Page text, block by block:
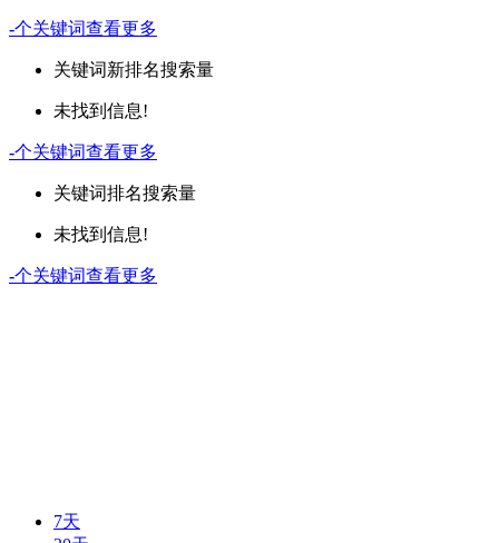
-个关键词查看更多
关键词新排名搜索量
未找到信息!
-个关键词查看更多
关键词排名搜索量
未找到信息!
-个关键词查看更多
7天